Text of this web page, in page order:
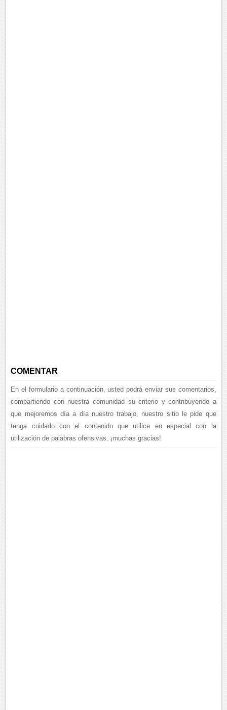
COMENTAR
En el formulario a continuación, usted podrá enviar sus comentarios,
compartiendo con nuestra comunidad su criterio y contribuyendo a
que mejoremos día a día nuestro trabajo, nuestro sitio le pide que
tenga cuidado con el contenido que utilice en especial con la
utilización de palabras ofensivas. ¡muchas gracias!